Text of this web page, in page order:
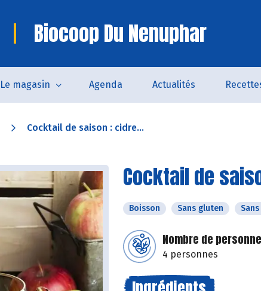
Biocoop Du Nenuphar
Le magasin Agenda Actualités
Cocktail de saison : cidre...
Cocktail de
Boisson Sans gluten
Nombre de
4 personnes